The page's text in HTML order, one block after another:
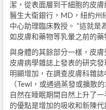
潔，從表面層到干細胞的皮
醫生大衛銀行，MD，紐約州
中心助理臨床教授。 “這就是
如皮膚和藥物等乳暈之前的
與身體的其餘部分一樣，皮
皮膚病學雜誌上發表的研究
明顯增加，在調查皮膚科雜
（Tewl，或通過蒸發或擴散
自然在睡眠期間自然上升了
的優點是增加的吸收和新陳代